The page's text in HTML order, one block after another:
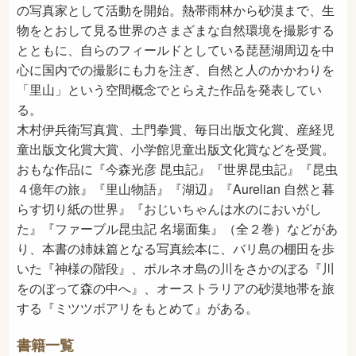
の写真家として活動を開始。熱帯雨林から砂漠まで、生
物をとおして見る世界のさまざまな自然環境を撮影する
とともに、自らのフィールドとしている琵琶湖周辺を中
心に国内での撮影にも力を注ぎ、自然と人のかかわりを
「里山」という空間概念でとらえた作品を発表してい
る。
木村伊兵衛写真賞、土門拳賞、毎日出版文化賞、産経児
童出版文化賞大賞、小学館児童出版文化賞などを受賞。
おもな作品に『今森光彦 昆虫記』『世界昆虫記』『昆虫
４億年の旅』『里山物語』『湖辺』『Aurelian 自然と暮
らす切り紙の世界』『おじいちゃんは水のにおいがし
た』『ファーブル昆虫記 名場面集』（全２巻）などがあ
り、本書の姉妹篇となる写真絵本に、バリ島の棚田を歩
いた『神様の階段』、ボルネオ島の川をさかのぼる『川
をのぼって森の中へ』、オーストラリアの砂漠地帯を旅
する『ミツツボアリをもとめて』がある。
書籍一覧